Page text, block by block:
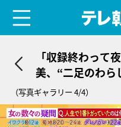
「収録終わって
美、“二足のわら
ないから」
（写真ギャラリー 4/4）